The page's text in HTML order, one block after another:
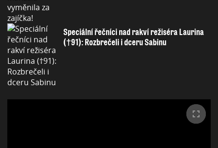
Speciální řečníci nad rakví režiséra Laurina
(†91): Rozbrečeli i dceru Sabinu